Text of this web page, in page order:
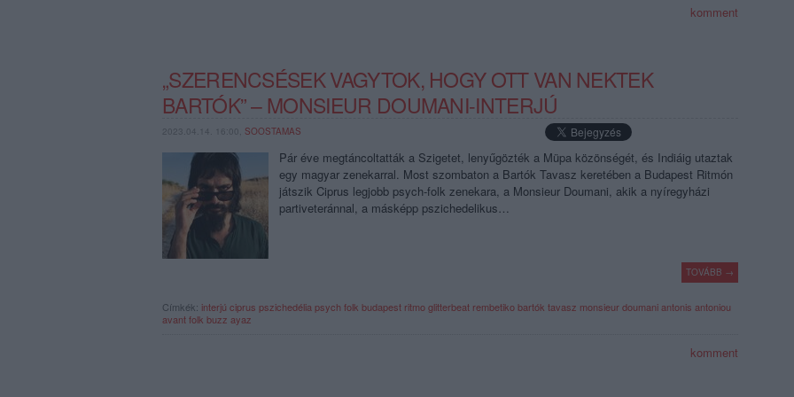
komment
„SZERENCSÉSEK VAGYTOK, HOGY OTT VAN NEKTEK
BARTÓK” – MONSIEUR DOUMANI-INTERJÚ
2023.04.14. 16:00, SOOSTAMAS
Pár éve megtáncoltatták a Szigetet, lenyűgözték a Müpa közönségét, és Indiáig utaztak
egy magyar zenekarral. Most szombaton a Bartók Tavasz keretében a Budapest Ritmón
játszik Ciprus legjobb psych-folk zenekara, a Monsieur Doumani, akik a nyíregyházi
partiveteránnal, a másképp pszichedelikus…
TOVÁBB →
Címkék: interjú ciprus pszichedélia psych folk budapest ritmoglitterbeat rembetiko bartók tavasz monsieur doumaniantonis antoniou
avant folk buzz ayaz
komment